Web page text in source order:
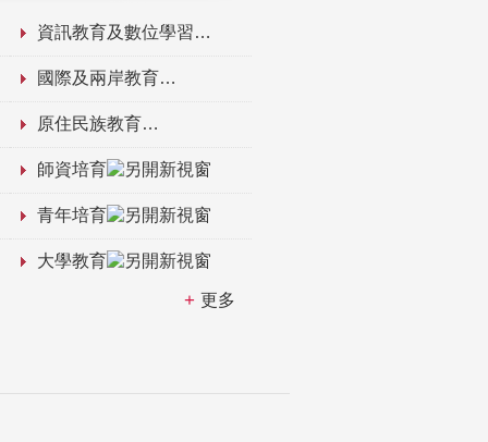
資訊教育及數位學習
國際及兩岸教育
原住民族教育
師資培育
青年培育
大學教育
更多